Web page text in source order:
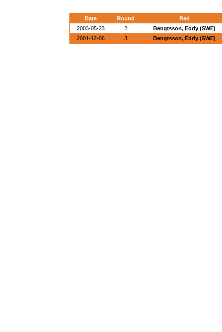
Date Round
Red
2003-05-23
2
Bengtsson, Eddy (SWE)
2001-12-06
3 Bengtsson, Eddy (SWE)